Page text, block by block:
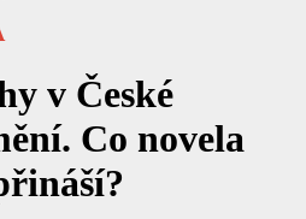
v České
Co novela